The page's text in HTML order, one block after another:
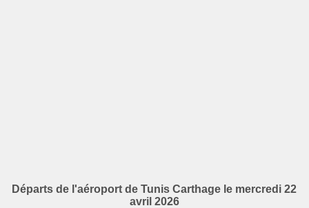
Départs de l'aéroport de Tunis Carthage le mercredi 22
avril 2026